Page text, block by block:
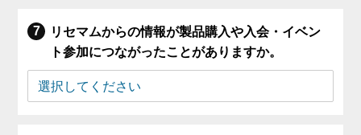
リセマムからの情報が製品購入や入会・イベン
ト参加につながったことがありますか。